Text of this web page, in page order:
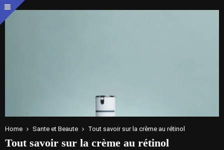
Home Sante et Beaute Tout savoir sur la crème au rétinol
Tout savoir sur la crème au rétinol